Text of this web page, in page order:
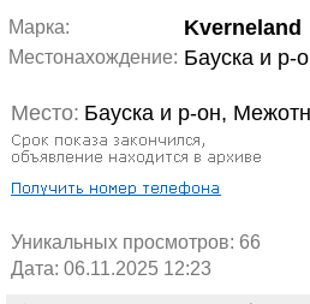
Марка: Kverneland
Местонахождение: Бауска и р-
Место: Бауска и р-он,
Уникальных просмотров: 66
Дата: 06.11.2025 12:23